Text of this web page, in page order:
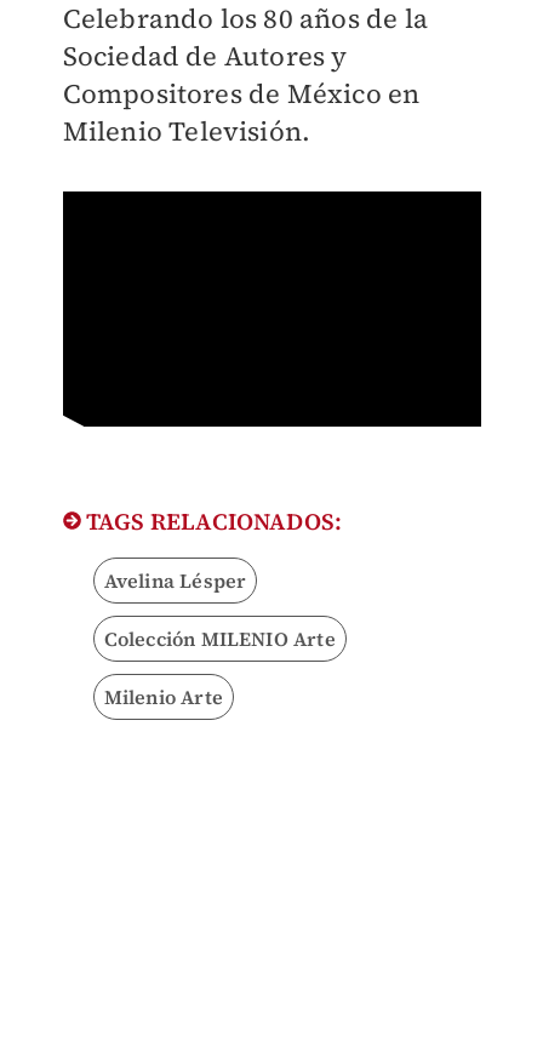
Celebrando los 80 años de la
Sociedad de Autores y
Compositores de México en
Milenio Televisión.
TAGS RELACIONADOS:
Avelina Lésper
Colección MILENIO Arte
Milenio Arte